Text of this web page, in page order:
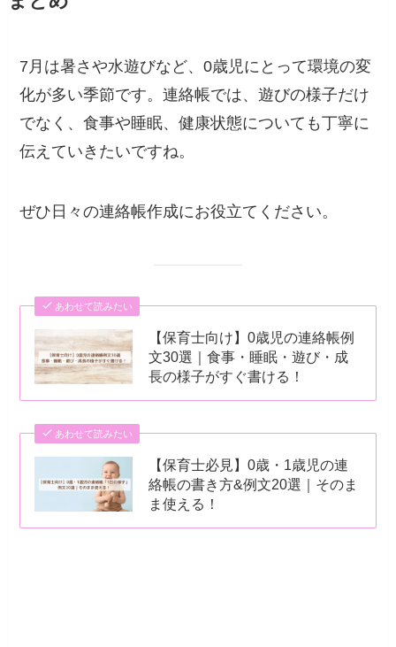
7月は暑さや水遊びなど、0歳児にとって環境の変
化が多い季節です。連絡帳では、遊びの様子だけ
でなく、食事や睡眠、健康状態についても丁寧に
伝えていきたいですね。
ぜひ日々の連絡帳作成にお役立てください。
あわせて読みたい
【保育士向け】0歳児の連絡帳例
文30選｜食事・睡眠・遊び・成
長の様子がすぐ書ける！
あわせて読みたい
【保育士必見】0歳・1歳児の連
絡帳の書き方&例文20選｜そのま
ま使える！